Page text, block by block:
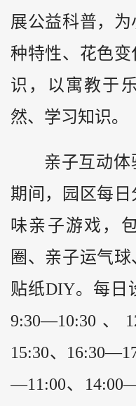
展公益科普，
种特性、花色变
识，以寓教于
然、学习知识。
亲子互动体
期间，园区每
味亲子游戏，
圈、亲子运气
贴纸DIY。每日
9:30—10:30、
15:30、
—11:00、